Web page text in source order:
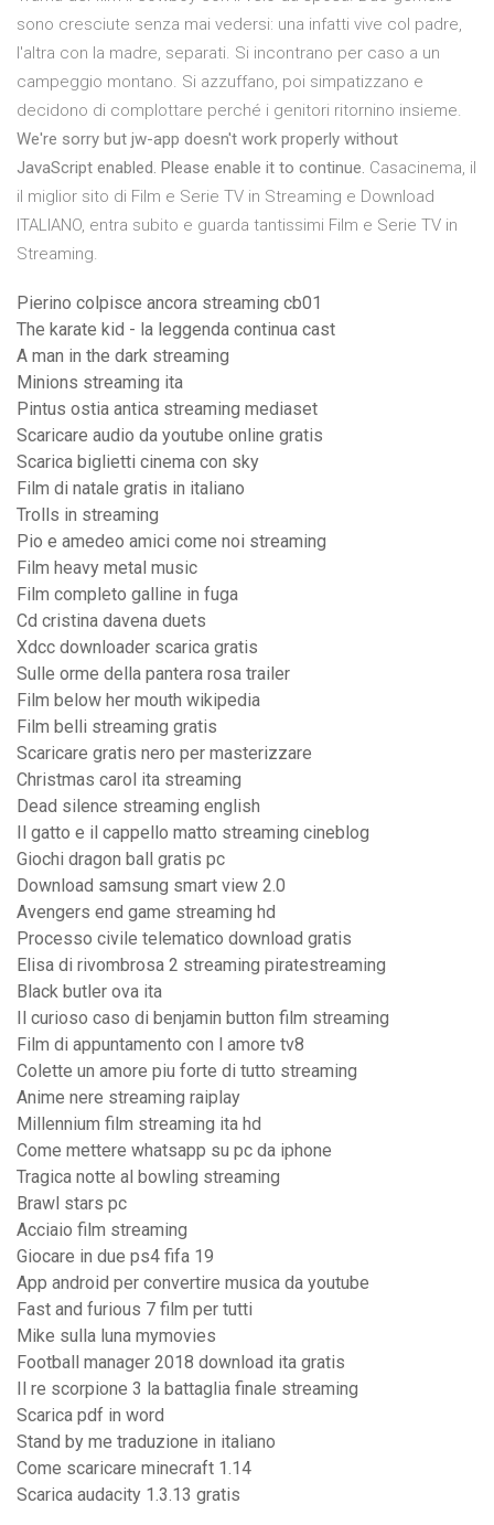
sono cresciute senza mai vedersi: una infatti vive col padre,
l'altra con la madre, separati. Si incontrano per caso a un
campeggio montano. Si azzuffano, poi simpatizzano e
decidono di complottare perché i genitori ritornino insieme.
We're sorry but jw-app doesn't work properly without
JavaScript enabled. Please enable it to continue. Casacinema, il
il miglior sito di Film e Serie TV in Streaming e Download
ITALIANO, entra subito e guarda tantissimi Film e Serie TV in
Streaming.
Pierino colpisce ancora streaming cb01
The karate kid - la leggenda continua cast
A man in the dark streaming
Minions streaming ita
Pintus ostia antica streaming mediaset
Scaricare audio da youtube online gratis
Scarica biglietti cinema con sky
Film di natale gratis in italiano
Trolls in streaming
Pio e amedeo amici come noi streaming
Film heavy metal music
Film completo galline in fuga
Cd cristina davena duets
Xdcc downloader scarica gratis
Sulle orme della pantera rosa trailer
Film below her mouth wikipedia
Film belli streaming gratis
Scaricare gratis nero per masterizzare
Christmas carol ita streaming
Dead silence streaming english
Il gatto e il cappello matto streaming cineblog
Giochi dragon ball gratis pc
Download samsung smart view 2.0
Avengers end game streaming hd
Processo civile telematico download gratis
Elisa di rivombrosa 2 streaming piratestreaming
Black butler ova ita
Il curioso caso di benjamin button film streaming
Film di appuntamento con l amore tv8
Colette un amore piu forte di tutto streaming
Anime nere streaming raiplay
Millennium film streaming ita hd
Come mettere whatsapp su pc da iphone
Tragica notte al bowling streaming
Brawl stars pc
Acciaio film streaming
Giocare in due ps4 fifa 19
App android per convertire musica da youtube
Fast and furious 7 film per tutti
Mike sulla luna mymovies
Football manager 2018 download ita gratis
Il re scorpione 3 la battaglia finale streaming
Scarica pdf in word
Stand by me traduzione in italiano
Come scaricare minecraft 1.14
Scarica audacity 1.3.13 gratis